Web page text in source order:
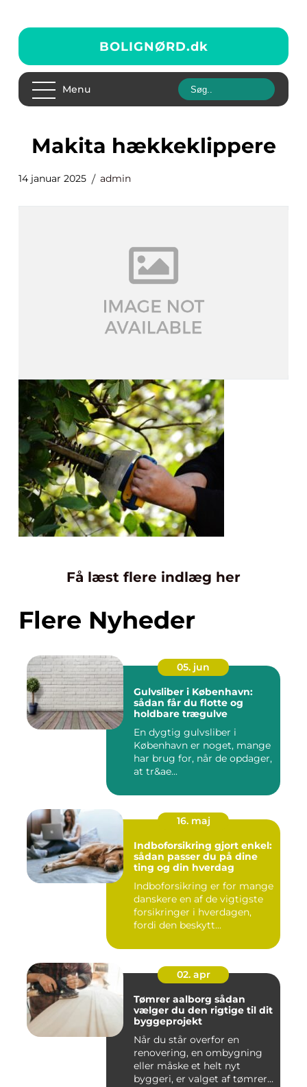
BOLIGNØRD.dk
Menu
Makita hækkeklippere
14 januar 2025 admin
Få læst flere indlæg her
Flere Nyheder
05. jun
Gulvsliber i København:
sådan får du flotte og
holdbare trægulve
En dygtig gulvsliber i
København er noget, mange
har brug for, når de opdager,
at tr&ae...
16. maj
Indboforsikring gjort enkel:
sådan passer du på dine
ting og din hverdag
Indboforsikring er for mange
danskere en af de vigtigste
forsikringer i hverdagen,
fordi den beskytt...
02. apr
Tømrer aalborg sådan
vælger du den rigtige til dit
byggeprojekt
Når du står overfor en
renovering, en ombygning
eller måske et helt nyt
byggeri, er valget af tømrer...